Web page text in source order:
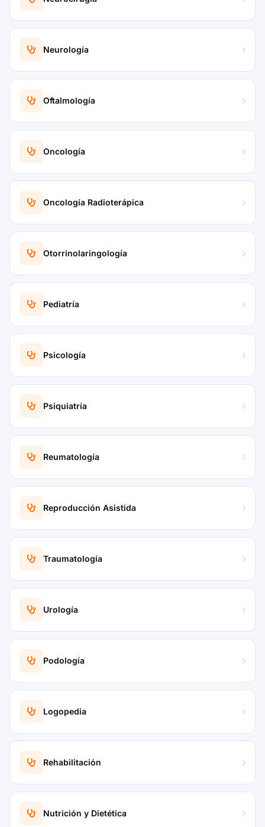
Neurología
Oftalmología
Oncología
Oncología Radioterápica
Otorrinolaringología
Pediatría
Psicología
Psiquiatría
Reumatología
Reproducción Asistida
Traumatología
Urología
Podología
Logopedia
Rehabilitación
Nutrición y Dietética